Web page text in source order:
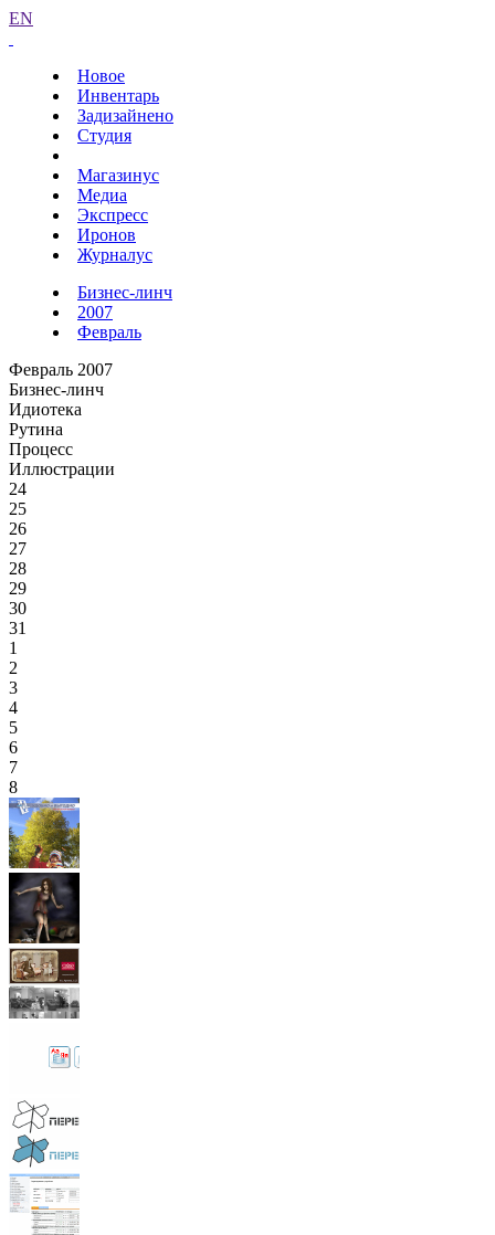
EN
Новое
Инвентарь
Задизайнено
Студия
Магазинус
Медиа
Экспресс
Иронов
Журналус
Бизнес-линч
2007
Февраль
Февраль 2007
Бизнес-линч
Идиотека
Рутина
Процесс
Иллюстрации
24
25
26
27
28
29
30
31
1
2
3
4
5
6
7
8